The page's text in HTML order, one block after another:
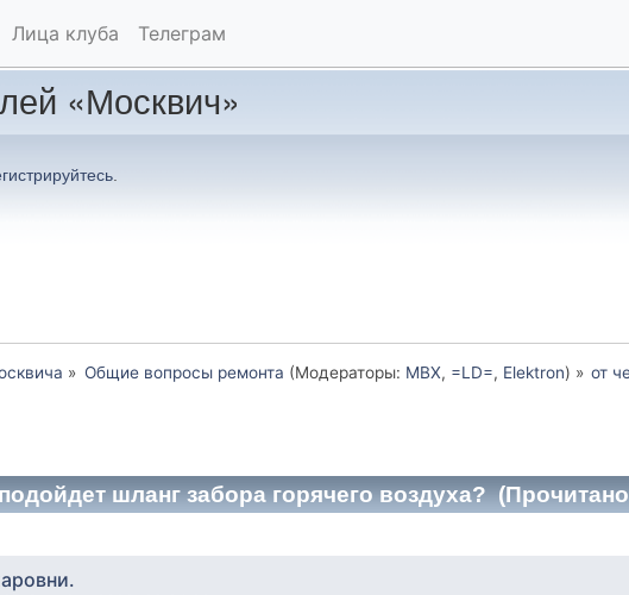
Лица клуба Телеграм
«Москвич»
» Общие вопросы ремонта (Модераторы: MBX, =LD=, Elektron) » от
шланг забора горячего воздуха?